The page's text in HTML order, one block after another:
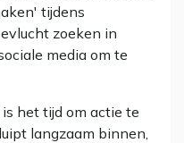
tijdens
zoeken in
media om te
het tijd om actie te
langzaam binnen,